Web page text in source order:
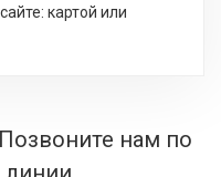
картой или
нам по